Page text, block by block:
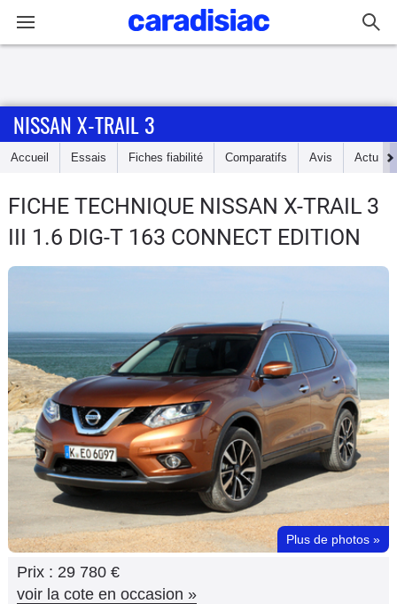
Accueil
Essais
Guide
Electriques
Utilitaires
Flottes
Auto
Services
Forum
Moto
NISSAN X-TRAIL 3
Accueil Essais Fiches fiabilité Comparatifs Avis Actu
FICHE TECHNIQUE NISSAN X-TRAIL 3
III 1.6 DIG-T 163 CONNECT EDITION
Plus de photos »
Prix : 29 780 €
voir la cote en occasion »